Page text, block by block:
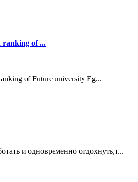
ranking of ...
of Future university Eg...
и одновременно отдохнуть,т...